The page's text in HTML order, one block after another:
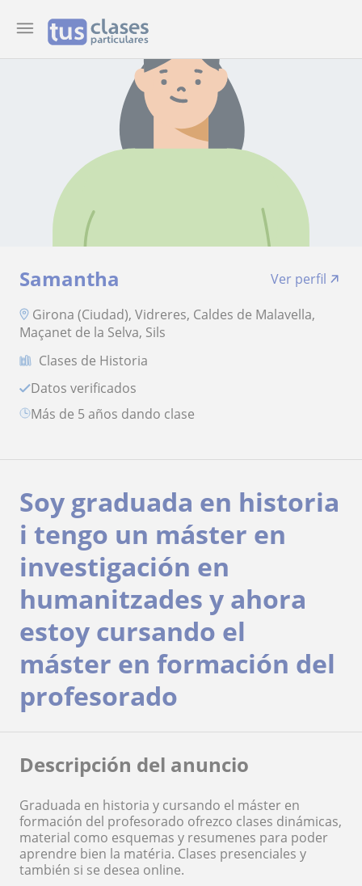
Samantha
Ver perfil
Girona (Ciudad), Vidreres, Caldes de Malavella,
Maçanet de la Selva, Sils
Clases de Historia
Datos verificados
más de 5 años dando clase
Soy graduada en historia
i tengo un máster en
investigación en
humanitzades y ahora
estoy cursando el
máster en formación del
profesorado
Descripción del anuncio
Graduada en historia y cursando el máster en
formación del profesorado ofrezco clases dinámicas,
material como esquemas y resumenes para poder
aprendre bien la matéria. Clases presenciales y
también si se desea online.